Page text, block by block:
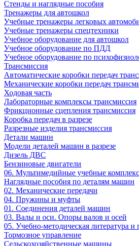
Стенды и наглядные пособия
Тренажеры для автошкол
Учебные тренажеры легковых
Учебные тренажеры спецтехники
Учебное оборудование для автошкол
Учебное оборудование по ПДД
Учебное оборудование по
Трансмиссия
Автоматические коробки передач
Механические коробки передач
Ходовая часть
Лабораторные комплексы трансмиссия
Фрикционные сцепления трансмиссия
Коробка передач в разрезе
Разрезные изделия трансмиссия
Детали машин
Модели деталей машин в разрезе
Дизель ДВС
Бензиновые двигатели
06. Мультимедийные учебные
Наглядные пособия по деталям машин
02. Механические передачи
04. Пружины и муфты
01. Соединения деталей машин
03. Валы и оси. Опоры валов и осей
05. Учебно-методическая литература и
Тормозное управление
Сельскохозяйственные машины